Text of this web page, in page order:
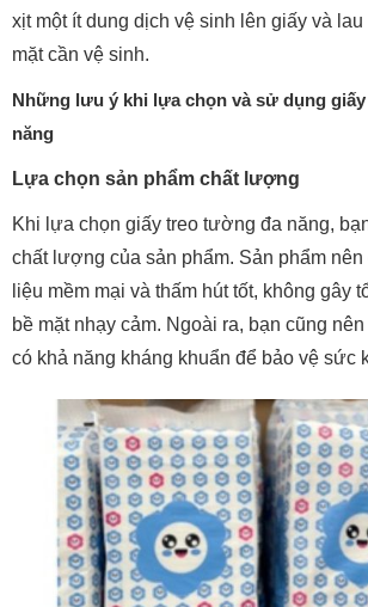
xịt một ít dung dịch vệ sinh lên giấy và
mặt cần vệ sinh.
Những lưu ý khi lựa chọn và sử dụng
năng
Lựa chọn sản phẩm chất lượng
Khi lựa chọn giấy treo tường đa năng,
chất lượng của sản phẩm. Sản phẩm
liệu mềm mại và thấm hút tốt, không gây
bề mặt nhạy cảm. Ngoài ra, bạn cũng
có khả năng kháng khuẩn để bảo vệ sức